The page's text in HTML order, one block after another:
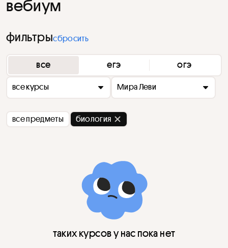
вебиум
фильтрысбросить
все егэ огэ
все курсы Мира Леви
все предметы биология
таких курсов у нас пока нет